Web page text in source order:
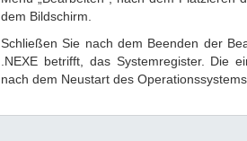
dem Bildschirm.
Schließen Sie nach dem Beenden der
.NEXE betrifft, das Systemregister. Die
nach dem Neustart des Operationssystems.